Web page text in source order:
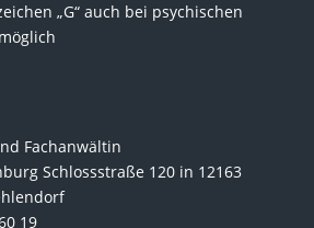
„G“ auch bei psychischen
Fachanwältin
Schlossstraße 120 in 12163
19